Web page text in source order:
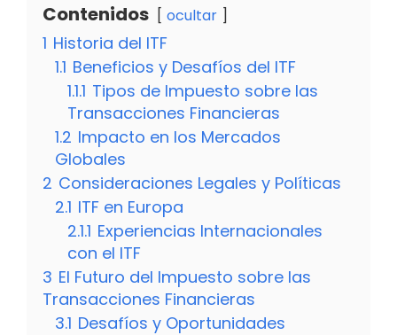
Contenidos ocultar
1 Historia del ITF
1.1 Beneficios y Desafíos del ITF
1.1.1 Tipos de Impuesto sobre las
Transacciones Financieras
1.2 Impacto en los Mercados
Globales
2 Consideraciones Legales y Políticas
2.1 ITF en Europa
2.1.1 Experiencias Internacionales
con el ITF
3 El Futuro del Impuesto sobre las
Transacciones Financieras
3.1 Desafíos y Oportunidades